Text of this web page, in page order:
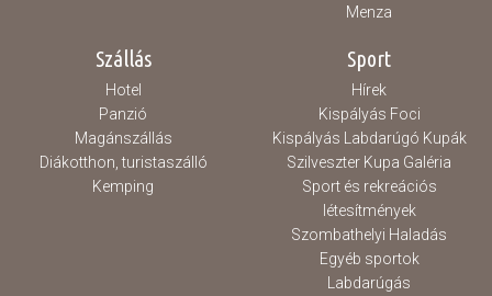
Menza
Szállás
Hotel
Panzió
Magánszállás
Diákotthon, turistaszálló
Kemping
Sport
Hírek
Kispályás Foci
Kispályás Labdarúgó Kupák
Szilveszter Kupa Galéria
Sport és rekreációs
létesítmények
Szombathelyi Haladás
Egyéb sportok
Labdarúgás